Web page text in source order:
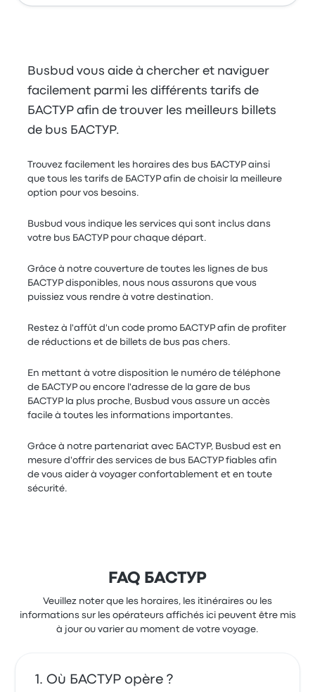
Busbud vous aide à chercher et naviguer
facilement parmi les différents tarifs de
БАСТУР afin de trouver les meilleurs billets
de bus БАСТУР.
Trouvez facilement les horaires des bus БАСТУР ainsi
que tous les tarifs de БАСТУР afin de choisir la meilleure
option pour vos besoins.
Busbud vous indique les services qui sont inclus dans
votre bus БАСТУР pour chaque départ.
Grâce à notre couverture de toutes les lignes de bus
БАСТУР disponibles, nous nous assurons que vous
puissiez vous rendre à votre destination.
Restez à l'affût d'un code promo БАСТУР afin de profiter
de réductions et de billets de bus pas chers.
En mettant à votre disposition le numéro de téléphone
de БАСТУР ou encore l'adresse de la gare de bus
БАСТУР la plus proche, Busbud vous assure un accès
facile à toutes les informations importantes.
Grâce à notre partenariat avec БАСТУР, Busbud est en
mesure d'offrir des services de bus БАСТУР fiables afin
de vous aider à voyager confortablement et en toute
sécurité.
FAQ БАСТУР
Veuillez noter que les horaires, les itinéraires ou les
informations sur les opérateurs affichés ici peuvent être mis
à jour ou varier au moment de votre voyage.
Où БАСТУР opère ?